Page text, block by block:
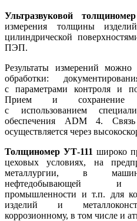
Ультразвуковой
измерения толщины
цилиндрической
ПЭП.
Результаты измерений
обработки:
с параметрами контроля и
Прием и сохранение
с использованием
обеспечения ADM 4.
осуществляется через
Толщиномер УТ-111 широко
цеховых условиях, на
металлургии, в
нефтедобывающей и
промышленности и т.п. для
изделий и
коррозионному, в том числе и